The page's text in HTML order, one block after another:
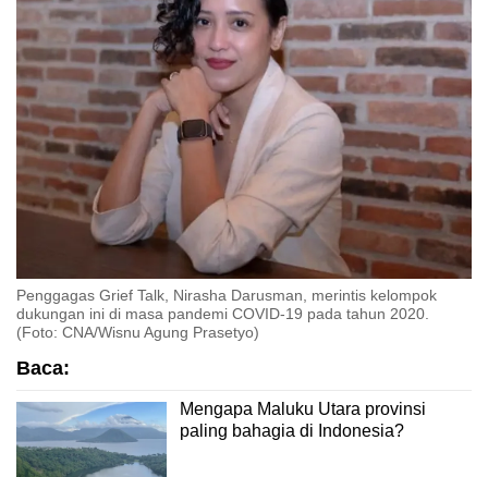
Penggagas Grief Talk, Nirasha Darusman, merintis kelompok
dukungan ini di masa pandemi COVID-19 pada tahun 2020.
(Foto: CNA/Wisnu Agung Prasetyo)
Baca:
Mengapa Maluku Utara provinsi
paling bahagia di Indonesia?